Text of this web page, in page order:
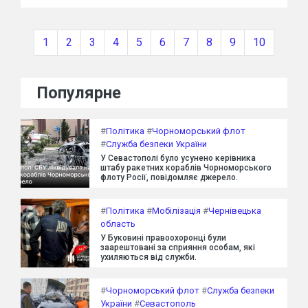
1 2 3 4 5 6 7 8 9 10
Популярне
#Політика #Чорноморський флот
#Служба безпеки України
У Севастополі було усунено керівника
штабу ракетних кораблів Чорноморського
флоту Росії, повідомляє джерело.
#Політика #Мобілізація #Чернівецька
область
У Буковині правоохоронці були
заарештовані за сприяння особам, які
ухиляються від служби.
#Чорноморський флот #Служба безпеки
України #Севастополь